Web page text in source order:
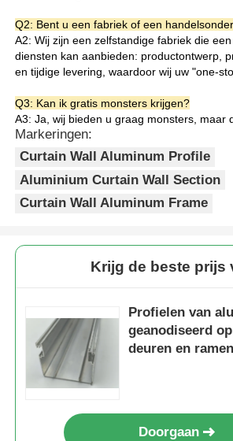
Over ons
Fabriekstocht
Kwaliteitscontrole
Neem contact met ons op
Offerte Aanvragen
Extrusiealuminiumprofielen
Aluminiumkeukenprofielen
De Profielen van het
waterlekken en
3Het slotontwerp
standaard
afdichtingen,
niet nodig is.De
efficiënt en
onderhoud en
100% worden
Q2: Bent u een fabriek of een
A2: Wij zijn een zelfstandige fabriek die
diensten kan aanbieden: productontwerp,
en tijdige levering, waardoor wij uw "one-
Q3: Kan ik gratis monsters krijgen?
A3: Ja, wij bieden u graag monsters, maar
Markeringen:
Curtain Wall Aluminum Profile
Aluminium Curtain Wall Section
Curtain Wall Aluminum Frame
Krijg de beste prijs
Profielen van
geanodiseerd
deuren en ramen
Doorgaan